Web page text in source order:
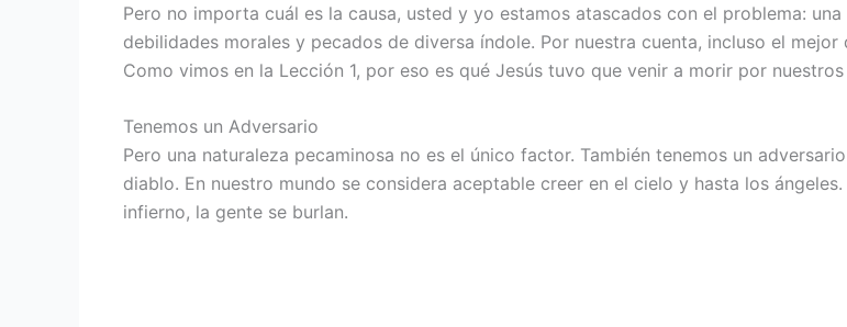
Pero no importa cuál es la causa, usted y yo estamos atascados con el problema:
debilidades morales y pecados de diversa índole. Por nuestra cuenta, incluso el
Como vimos en la Lección 1, por eso es qué Jesús tuvo que venir a morir por
Tenemos un Adversario
Pero una naturaleza pecaminosa no es el único factor. También tenemos un
diablo. En nuestro mundo se considera aceptable creer en el cielo y hasta los
infierno, la gente se burlan.